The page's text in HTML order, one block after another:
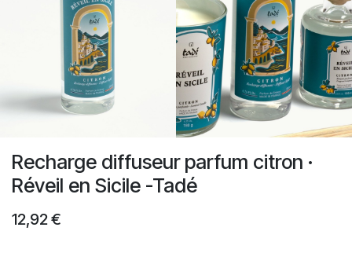
Recharge diffuseur parfum citron ·
Réveil en Sicile -Tadé
12,92€